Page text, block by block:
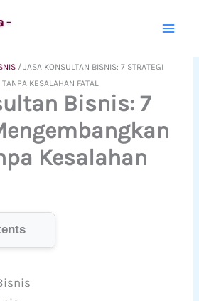
/JASA KONSULTAN BISNIS: 7 STRATEGI
KESALAHAN FATAL
Bisnis: 7
Kesalahan